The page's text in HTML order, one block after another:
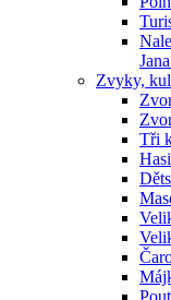
Zvyky,
Tři